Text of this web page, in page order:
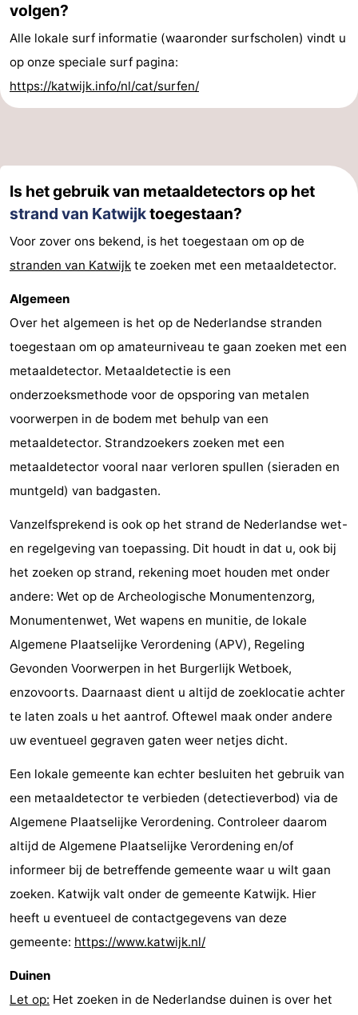
volgen?
Alle lokale surf informatie (waaronder surfscholen) vindt u
op onze speciale surf pagina:
https://katwijk.info/nl/cat/surfen/
Is het gebruik van metaaldetectors op het
strand van Katwijktoegestaan?
Voor zover ons bekend, is het toegestaan om op de
stranden van Katwijk te zoeken met een metaaldetector.
Algemeen
Over het algemeen is het op de Nederlandse stranden
toegestaan om op amateurniveau te gaan zoeken met een
metaaldetector. Metaaldetectie is een
onderzoeksmethode voor de opsporing van metalen
voorwerpen in de bodem met behulp van een
metaaldetector. Strandzoekers zoeken met een
metaaldetector vooral naar verloren spullen (sieraden en
muntgeld) van badgasten.
Vanzelfsprekend is ook op het strand de Nederlandse wet-
en regelgeving van toepassing. Dit houdt in dat u, ook bij
het zoeken op strand, rekening moet houden met onder
andere: Wet op de Archeologische Monumentenzorg,
Monumentenwet, Wet wapens en munitie, de lokale
Algemene Plaatselijke Verordening (APV), Regeling
Gevonden Voorwerpen in het Burgerlijk Wetboek,
enzovoorts. Daarnaast dient u altijd de zoeklocatie achter
te laten zoals u het aantrof. Oftewel maak onder andere
uw eventueel gegraven gaten weer netjes dicht.
Een lokale gemeente kan echter besluiten het gebruik van
een metaaldetector te verbieden (detectieverbod) via de
Algemene Plaatselijke Verordening. Controleer daarom
altijd de Algemene Plaatselijke Verordening en/of
informeer bij de betreffende gemeente waar u wilt gaan
zoeken. Katwijk valt onder de gemeente Katwijk. Hier
heeft u eventueel de contactgegevens van deze
gemeente: https://www.katwijk.nl/
Duinen
Let op: Het zoeken in de Nederlandse duinen is over het